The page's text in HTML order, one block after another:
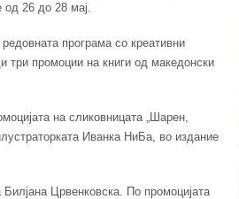
од 26 до 28 мај.
програма со креативни
три промоции на книги од македонски
на сликовницата „Шарен,
Иванка НиБа, во издание
Црвенковска. По промоцијата